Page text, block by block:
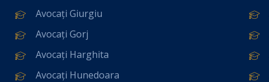
Avocați Giurgiu
Avocați Gorj
Avocați Harghita
Avocați Hunedoara